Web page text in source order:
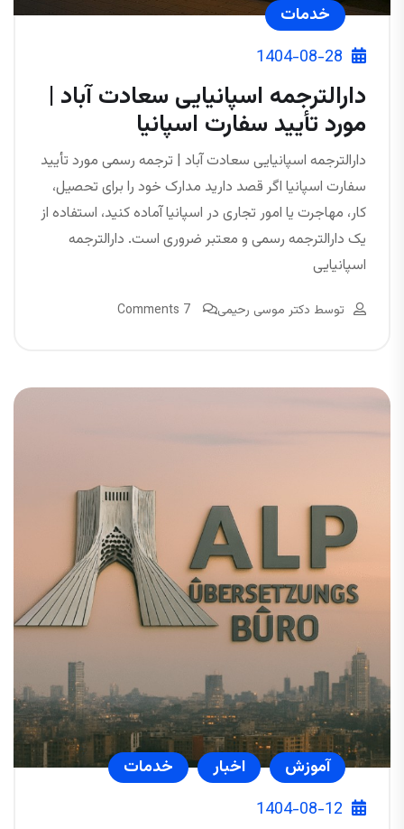
خدمات
1404-08-28
دارالترجمه اسپانیایی سعادت آباد |
مورد تأیید سفارت اسپانیا
دارالترجمه اسپانیایی سعادت آباد | ترجمه رسمی مورد تأیید
سفارت اسپانیا اگر قصد دارید مدارک خود را برای تحصیل،
کار، مهاجرت یا امور تجاری در اسپانیا آماده کنید، استفاده از
یک دارالترجمه رسمی و معتبر ضروری است. دارالترجمه
اسپانیایی
توسط دکتر موسی رحیمی 7 Comments
آموزش اخبار
خدمات
1404-08-12